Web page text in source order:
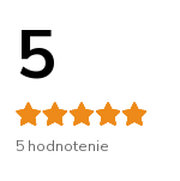
5
5 hodnotenie